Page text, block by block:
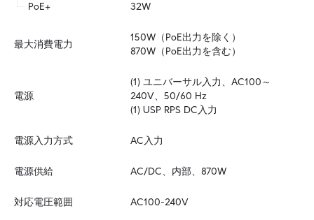
PoE+ 32W
最大消費電力
150W（PoE出力を除く）
870W（PoE出力を含む）
電源
(1) ユニバーサル入力、AC100～
240V、50/60 Hz
(1) USP RPS DC入力
電源入力方式 AC入力
電源供給 AC/DC、内部、870W
対応電圧範囲 AC100-240V